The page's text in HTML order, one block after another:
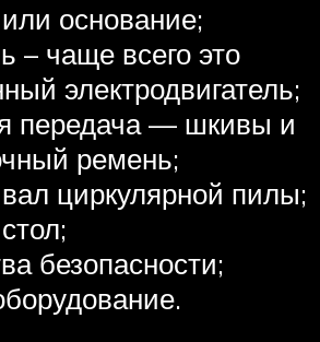
основание;
– чаще всего это
электродвигатель;
передача — шкивы и
ремень;
циркулярной пилы;
безопасности;